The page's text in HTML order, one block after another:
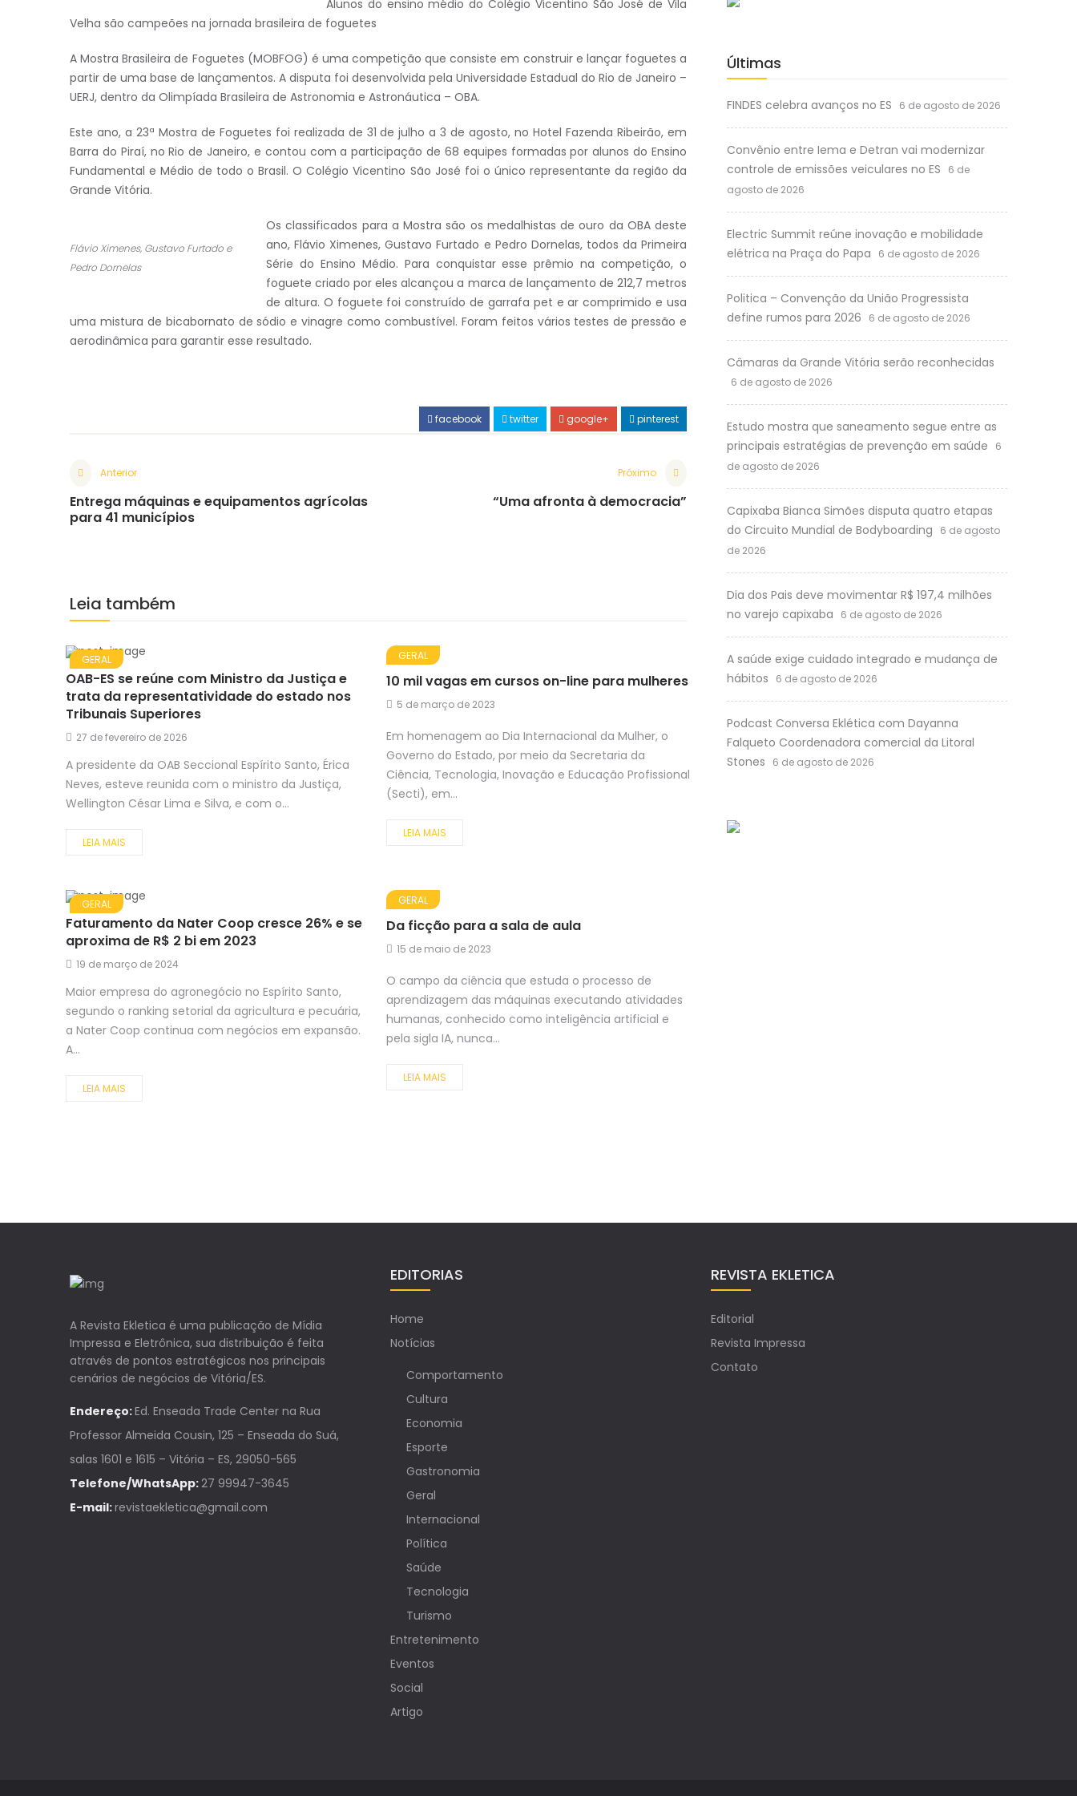
Alunos do ensino médio do Colégio Vicentino São José de Vila
Velha são campeões na jornada brasileira de foguetes
A Mostra Brasileira de Foguetes (MOBFOG) é uma competição que consiste em construir e lançar foguetes a
partir de uma base de lançamentos. A disputa foi desenvolvida pela Universidade Estadual do Rio de Janeiro –
UERJ, dentro da Olimpíada Brasileira de Astronomia e Astronáutica – OBA.
Este ano, a 23ª Mostra de Foguetes foi realizada de 31 de julho a 3 de agosto, no Hotel Fazenda Ribeirão, em
Barra do Piraí, no Rio de Janeiro, e contou com a participação de 68 equipes formadas por alunos do Ensino
Fundamental e Médio de todo o Brasil. O Colégio Vicentino São José foi o único representante da região da
Grande Vitória.
Flávio Ximenes, Gustavo Furtado e
Pedro Dornelas
Os classificados para a Mostra são os medalhistas de ouro da OBA deste
ano, Flávio Ximenes, Gustavo Furtado e Pedro Dornelas, todos da Primeira
Série do Ensino Médio. Para conquistar esse prêmio na competição, o
foguete criado por eles alcançou a marca de lançamento de 212,7 metros
de altura. O foguete foi construído de garrafa pet e ar comprimido e usa
uma mistura de bicabornato de sódio e vinagre como combustível. Foram feitos vários testes de pressão e
aerodinâmica para garantir esse resultado.
facebook twitter google+ pinterest
Anterior
Entrega máquinas e equipamentos agrícolas
para 41 municípios
Próximo
“Uma afronta à democracia”
Leia também
GERAL
OAB-ES se reúne com Ministro da Justiça e
trata da representatividade do estado nos
Tribunais Superiores
27 de fevereiro de 2026
A presidente da OAB Seccional Espírito Santo, Érica
Neves, esteve reunida com o ministro da Justiça,
Wellington César Lima e Silva, e com o...
LEIA MAIS
GERAL
10 mil vagas em cursos on-line para mulheres
5 de março de 2023
Em homenagem ao Dia Internacional da Mulher, o
Governo do Estado, por meio da Secretaria da
Ciência, Tecnologia, Inovação e Educação Profissional
(Secti), em...
LEIA MAIS
GERAL
Faturamento da Nater Coop cresce 26% e se
aproxima de R$ 2 bi em 2023
19 de março de 2024
Maior empresa do agronegócio no Espírito Santo,
segundo o ranking setorial da agricultura e pecuária,
a Nater Coop continua com negócios em expansão.
A...
LEIA MAIS
GERAL
Da ficção para a sala de aula
15 de maio de 2023
O campo da ciência que estuda o processo de
aprendizagem das máquinas executando atividades
humanas, conhecido como inteligência artificial e
pela sigla IA, nunca...
LEIA MAIS
Últimas
FINDES celebra avanços no ES 6 de agosto de 2026
Convênio entre Iema e Detran vai modernizar
controle de emissões veiculares no ES
6 de
agosto de 2026
Electric Summit reúne inovação e mobilidade
elétrica na Praça do Papa
6 de agosto de 2026
Politica – Convenção da União Progressista
define rumos para 2026
6 de agosto de 2026
Câmaras da Grande Vitória serão reconhecidas
6 de agosto de 2026
Estudo mostra que saneamento segue entre as
principais estratégias de prevenção em saúde
6
de agosto de 2026
Capixaba Bianca Simões disputa quatro etapas
do Circuito Mundial de Bodyboarding
6 de agosto
de 2026
Dia dos Pais deve movimentar R$ 197,4 milhões
no varejo capixaba
6 de agosto de 2026
A saúde exige cuidado integrado e mudança de
hábitos
6 de agosto de 2026
Podcast Conversa Eklética com Dayanna
Falqueto Coordenadora comercial da Litoral
Stones
6 de agosto de 2026
A Revista Ekletica é uma publicação de Mídia
Impressa e Eletrônica, sua distribuição é feita
através de pontos estratégicos nos principais
cenários de negócios de Vitória/ES.
Endereço:Ed. Enseada Trade Center na Rua
Professor Almeida Cousin, 125 – Enseada do Suá,
salas 1601 e 1615 – Vitória – ES, 29050-565
Telefone/WhatsApp:27 99947-3645
E-mail:revistaekletica@gmail.com
EDITORIAS
Home
Notícias
Comportamento
Cultura
Economia
Esporte
Gastronomia
Geral
Internacional
Política
Saúde
Tecnologia
Turismo
Entretenimento
Eventos
Social
Artigo
REVISTA EKLETICA
Editorial
Revista Impressa
Contato